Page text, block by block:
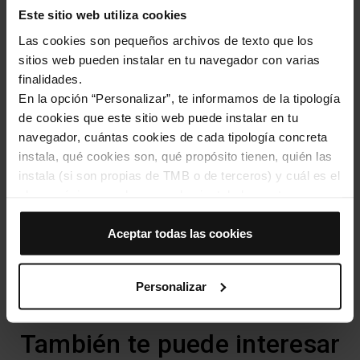
Este sitio web utiliza cookies
Las cookies son pequeños archivos de texto que los
sitios web pueden instalar en tu navegador con varias
finalidades.
En la opción “Personalizar”, te informamos de la tipología
de cookies que este sitio web puede instalar en tu
navegador, cuántas cookies de cada tipología concreta
instala, qué cookies son, qué propósito tienen, quién las
instala (si son propias de TMB o de terceros) y cuál es el
navegador. Si el panel de cookies muestra (0), significa
que no instala ninguna cookie de esta tipología.
Si eliges la opción “Aceptar todas las cookies”, permites
El selector que se encuentra a la derecha de cada
tipología de cookies permite indicar si quieres que se
Una vez que hayas marcado tus preferencias, debes
Aceptar todas las cookies
Personalizar
Tags
Atracciones
Historia
Barrios
Con amigos Con niños
Artículos 2023
También te puede interesar